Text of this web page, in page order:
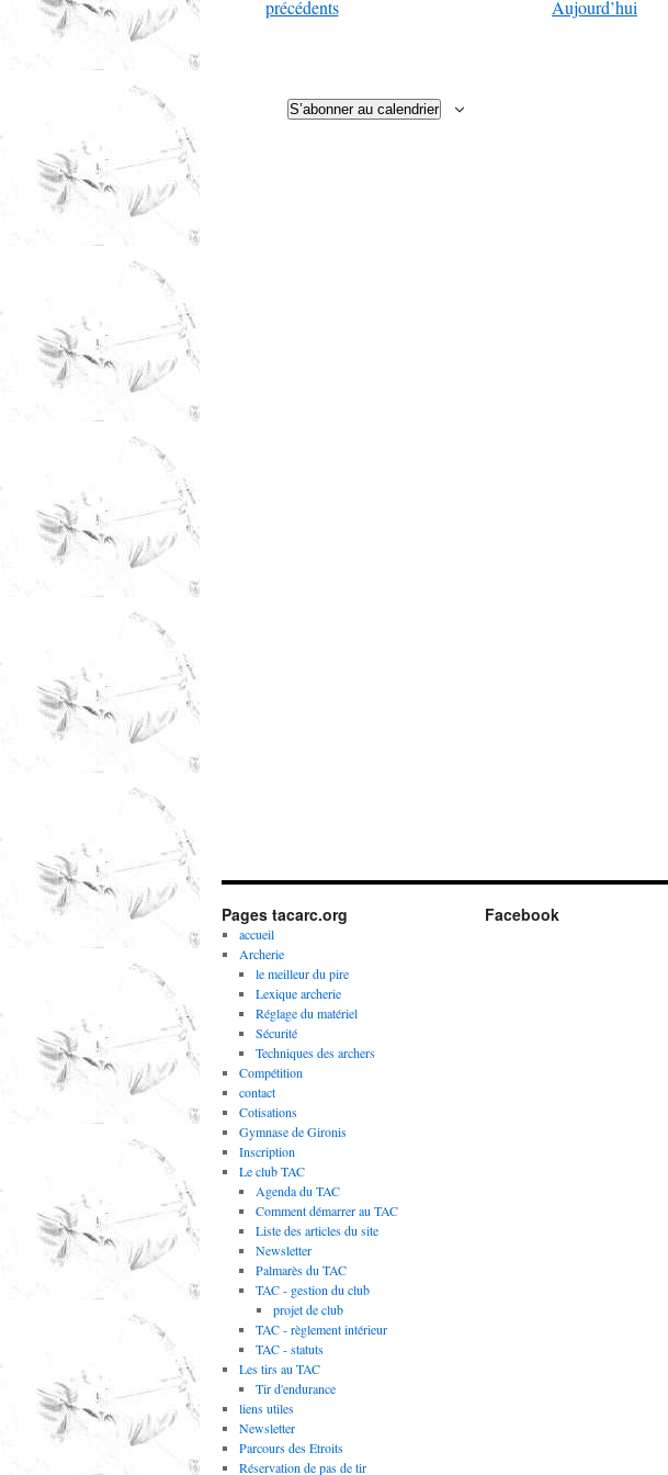
Évènements
précédents Aujourd’hui
S’abonner au calendrier
Pages tacarc.org
accueil
Archerie
le meilleur du pire
Lexique archerie
Réglage du matériel
Sécurité
Techniques des archers
Compétition
contact
Cotisations
Gymnase de Gironis
Inscription
Le club TAC
Agenda du TAC
Comment démarrer au TAC
Liste des articles du site
Newsletter
Palmarès du TAC
TAC - gestion du club
projet de club
TAC - règlement intérieur
TAC - statuts
Les tirs au TAC
Tir d'endurance
liens utiles
Newsletter
Parcours des Etroits
Réservation de pas de tir
Facebook